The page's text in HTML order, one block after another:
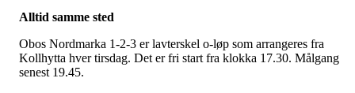
Alltid samme sted
Obos Nordmarka 1-2-3 er lavterskel o-løp som arrangeres fra
Kollhytta hver tirsdag. Det er fri start fra klokka 17.30. Målgang
senest 19.45.